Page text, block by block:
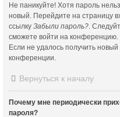
Не паникуйте! Хотя пароль
новый. Перейдите на страницу
ссылку Забыли пароль? .
сможете войти на конференцию.
Если не удалось получить
конференции.
Вернуться к началу
Почему мне периодически
пароля?